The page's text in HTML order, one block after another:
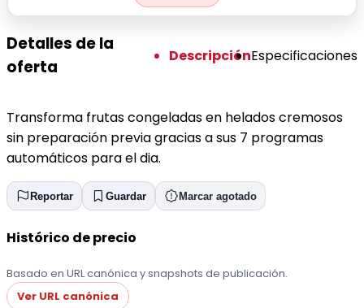
Detalles de la
oferta
DescripciónEspecificaciones
Transforma frutas congeladas en helados cremosos
sin preparación previa gracias a sus 7 programas
automáticos para el dia.
Reportar Guardar Marcar agotado
Histórico de precio
Basado en URL canónica y snapshots de publicación.
Ver URL canónica